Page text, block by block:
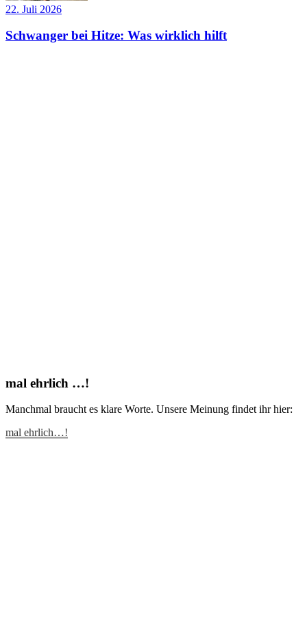
22. Juli 2026
Schwanger bei Hitze: Was wirklich hilft
mal ehrlich …!
Manchmal braucht es klare Worte. Unsere Meinung findet ihr hier:
mal ehrlich…!